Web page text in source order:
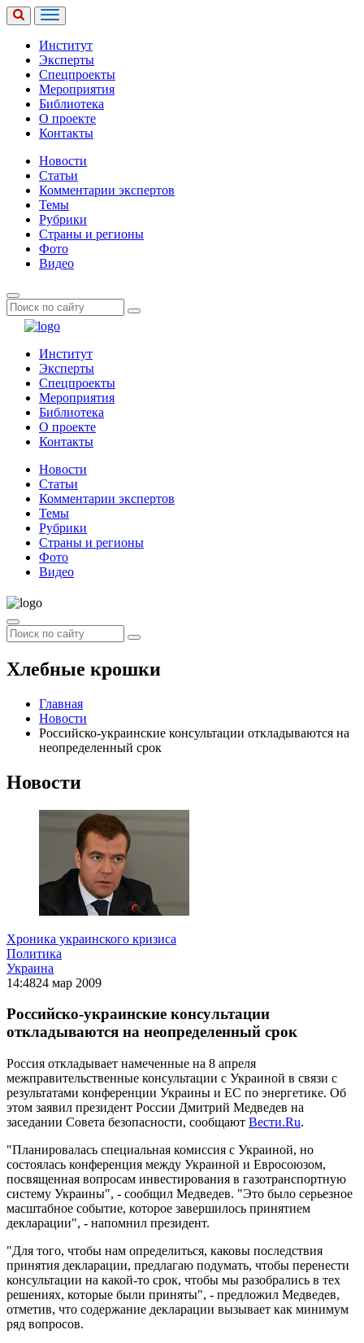
Институт
Эксперты
Спецпроекты
Мероприятия
Библиотека
О проекте
Контакты
Новости
Статьи
Комментарии экспертов
Темы
Рубрики
Страны и регионы
Фото
Видео
Институт
Эксперты
Спецпроекты
Мероприятия
Библиотека
О проекте
Контакты
Новости
Статьи
Комментарии экспертов
Темы
Рубрики
Страны и регионы
Фото
Видео
Хлебные крошки
Главная
Новости
Российско-украинские консультации откладываются на
неопределенный срок
Новости
Хроника украинского кризиса
Политика
Украина
14:4824 мар 2009
Российско-украинские консультации
откладываются на неопределенный срок
Россия откладывает намеченные на 8 апреля
межправительственные консультации с Украиной в связи с
результатами конференции Украины и ЕС по энергетике. Об
этом заявил президент России Дмитрий Медведев на
заседании Совета безопасности, сообщают Вести.Ru.
"Планировалась специальная комиссия с Украиной, но
состоялась конференция между Украиной и Евросоюзом,
посвященная вопросам инвестирования в газотранспортную
систему Украины", - сообщил Медведев. "Это было серьезное
масштабное событие, которое завершилось принятием
декларации", - напомнил президент.
"Для того, чтобы нам определиться, каковы последствия
принятия декларации, предлагаю подумать, чтобы перенести
консультации на какой-то срок, чтобы мы разобрались в тех
решениях, которые были приняты", - предложил Медведев,
отметив, что содержание декларации вызывает как минимум
ряд вопросов.